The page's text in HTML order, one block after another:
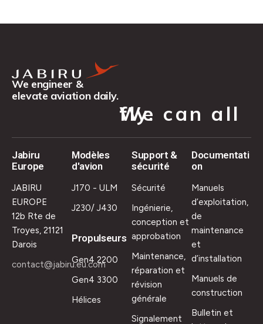
We engineer &
elevate aviation daily.
We can all fly.
Jabiru
Europe
JABIRU
EUROPE
12b Rte de
Troyes, 21121
Darois
contact@jabiru.eu.com
Modèles
d'avion
J170 - ULM
J230/ J430
Propulseurs
Gen4 2200
Gen4 3300
Hélices
Support &
sécurité
Sécurité
Ingénierie,
conception et
approbation
Maintenance,
réparation et
révision
générale
Signalement
Documentati
on
Manuels
d’exploitation,
de
maintenance
et
d’installation
Manuels de
construction
Bulletin et